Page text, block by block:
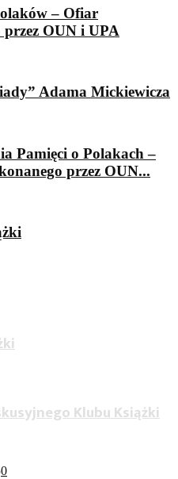
– Ofiar
OUN i UPA
Adama Mickiewicza
Pamięci o Polakach –
przez OUN...
Klubu Książki
0